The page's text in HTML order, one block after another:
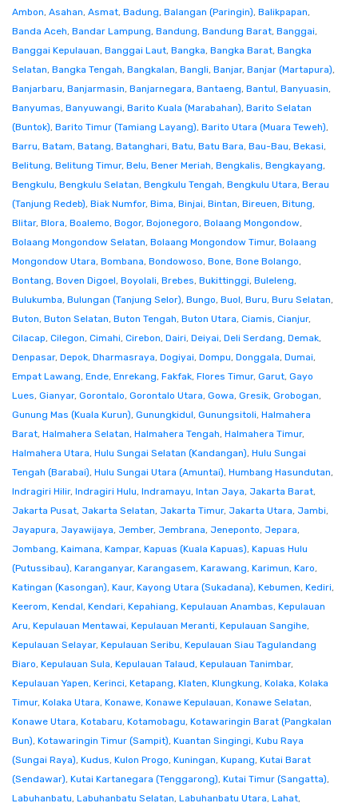
Ambon, Asahan, Asmat, Badung, Balangan (Paringin), Balikpapan,
Banda Aceh, Bandar Lampung, Bandung, Bandung Barat, Banggai,
Banggai Kepulauan, Banggai Laut, Bangka, Bangka Barat, Bangka
Selatan, Bangka Tengah, Bangkalan, Bangli, Banjar, Banjar (Martapura),
Banjarbaru, Banjarmasin, Banjarnegara, Bantaeng, Bantul, Banyuasin,
Banyumas, Banyuwangi, Barito Kuala (Marabahan), Barito Selatan
(Buntok), Barito Timur (Tamiang Layang), Barito Utara (Muara Teweh),
Barru, Batam, Batang, Batanghari, Batu, Batu Bara, Bau-Bau, Bekasi,
Belitung, Belitung Timur, Belu, Bener Meriah, Bengkalis, Bengkayang,
Bengkulu, Bengkulu Selatan, Bengkulu Tengah, Bengkulu Utara, Berau
(Tanjung Redeb), Biak Numfor, Bima, Binjai, Bintan, Bireuen, Bitung,
Blitar, Blora, Boalemo, Bogor, Bojonegoro, Bolaang Mongondow,
Bolaang Mongondow Selatan, Bolaang Mongondow Timur, Bolaang
Mongondow Utara, Bombana, Bondowoso, Bone, Bone Bolango,
Bontang, Boven Digoel, Boyolali, Brebes, Bukittinggi, Buleleng,
Bulukumba, Bulungan (Tanjung Selor), Bungo, Buol, Buru, Buru Selatan,
Buton, Buton Selatan, Buton Tengah, Buton Utara, Ciamis, Cianjur,
Cilacap, Cilegon, Cimahi, Cirebon, Dairi, Deiyai, Deli Serdang, Demak,
Denpasar, Depok, Dharmasraya, Dogiyai, Dompu, Donggala, Dumai,
Empat Lawang, Ende, Enrekang, Fakfak, Flores Timur, Garut, Gayo
Lues, Gianyar, Gorontalo, Gorontalo Utara, Gowa, Gresik, Grobogan,
Gunung Mas (Kuala Kurun), Gunungkidul, Gunungsitoli, Halmahera
Barat, Halmahera Selatan, Halmahera Tengah, Halmahera Timur,
Halmahera Utara, Hulu Sungai Selatan (Kandangan), Hulu Sungai
Tengah (Barabai), Hulu Sungai Utara (Amuntai), Humbang Hasundutan,
Indragiri Hilir, Indragiri Hulu, Indramayu, Intan Jaya, Jakarta Barat,
Jakarta Pusat, Jakarta Selatan, Jakarta Timur, Jakarta Utara, Jambi,
Jayapura, Jayawijaya, Jember, Jembrana, Jeneponto, Jepara,
Jombang, Kaimana, Kampar, Kapuas (Kuala Kapuas), Kapuas Hulu
(Putussibau), Karanganyar, Karangasem, Karawang, Karimun, Karo,
Katingan (Kasongan), Kaur, Kayong Utara (Sukadana), Kebumen, Kediri,
Keerom, Kendal, Kendari, Kepahiang, Kepulauan Anambas, Kepulauan
Aru, Kepulauan Mentawai, Kepulauan Meranti, Kepulauan Sangihe,
Kepulauan Selayar, Kepulauan Seribu, Kepulauan Siau Tagulandang
Biaro, Kepulauan Sula, Kepulauan Talaud, Kepulauan Tanimbar,
Kepulauan Yapen, Kerinci, Ketapang, Klaten, Klungkung, Kolaka, Kolaka
Timur, Kolaka Utara, Konawe, Konawe Kepulauan, Konawe Selatan,
Konawe Utara, Kotabaru, Kotamobagu, Kotawaringin Barat (Pangkalan
Bun), Kotawaringin Timur (Sampit), Kuantan Singingi, Kubu Raya
(Sungai Raya), Kudus, Kulon Progo, Kuningan, Kupang, Kutai Barat
(Sendawar), Kutai Kartanegara (Tenggarong), Kutai Timur (Sangatta),
Labuhanbatu, Labuhanbatu Selatan, Labuhanbatu Utara, Lahat,